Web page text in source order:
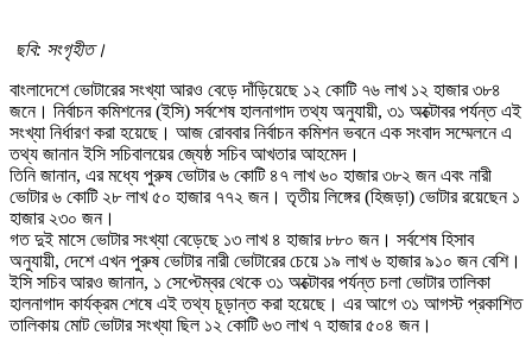
ছবি: সংগৃহীত।
বাংলাদেশে ভোটারের সংখ্যা আরও বেড়ে দাঁড়িয়েছে ১২ কোটি ৭৬ লাখ ১২ হাজার ৩৮৪
জনে। নির্বাচন কমিশনের (ইসি) সর্বশেষ হালনাগাদ তথ্য অনুযায়ী, ৩১ অক্টোবর পর্যন্ত এই
সংখ্যা নির্ধারণ করা হয়েছে। আজ রোববার নির্বাচন কমিশন ভবনে এক সংবাদ সম্মেলনে এ
তথ্য জানান ইসি সচিবালয়ের জ্যেষ্ঠ সচিব আখতার আহমেদ।
তিনি জানান, এর মধ্যে পুরুষ ভোটার ৬ কোটি ৪৭ লাখ ৬০ হাজার ৩৮২ জন এবং নারী
ভোটার ৬ কোটি ২৮ লাখ ৫০ হাজার ৭৭২ জন। তৃতীয় লিঙ্গের (হিজড়া) ভোটার রয়েছেন ১
হাজার ২৩০ জন।
গত দুই মাসে ভোটার সংখ্যা বেড়েছে ১৩ লাখ ৪ হাজার ৮৮০ জন। সর্বশেষ হিসাব
অনুযায়ী, দেশে এখন পুরুষ ভোটার নারী ভোটারের চেয়ে ১৯ লাখ ৬ হাজার ৯১০ জন বেশি।
ইসি সচিব আরও জানান, ১ সেপ্টেম্বর থেকে ৩১ অক্টোবর পর্যন্ত চলা ভোটার তালিকা
হালনাগাদ কার্যক্রম শেষে এই তথ্য চূড়ান্ত করা হয়েছে। এর আগে ৩১ আগস্ট প্রকাশিত
তালিকায় মোট ভোটার সংখ্যা ছিল ১২ কোটি ৬৩ লাখ ৭ হাজার ৫০৪ জন।